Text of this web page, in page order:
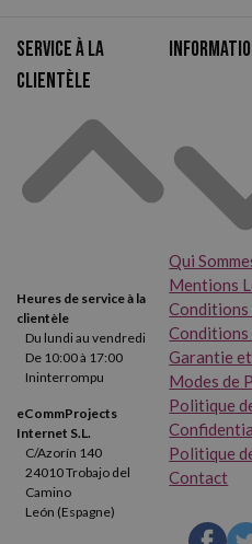
connues comme Pilot ou Faibo.
choisissez le vôtre au meilleur prix
Service à la
clientèle
Heures de service à la
clientèle
Du lundi au vendredi
De 10:00 à 17:00
Ininterrompu
eCommProjects
Internet S.L.
C/Azorín 140
24010 Trobajo del
Camino
León (Espagne)
Qui
Mentions
Conditions
Conditions
Garantie
Modes de
Politique
Politique
Contact